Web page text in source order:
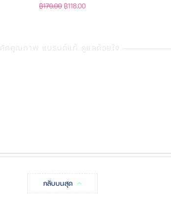
ราคาปกติ
฿170.00 ราคาขายลด
฿118.00
คัดคุณภาพ แบรนด์แท้ ดูแลด้วยใจ
กลับบนสุด